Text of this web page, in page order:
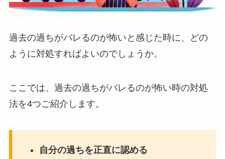
過去の過ちがバレるのが怖いと感じた時に、どの
ように対処すればよいのでしょうか。
ここでは、過去の過ちがバレるのが怖い時の対処
法を4つご紹介します。
自分の過ちを正直に認める